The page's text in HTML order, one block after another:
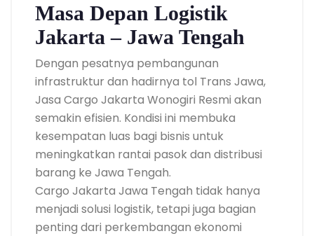
Masa Depan Logistik
Jakarta – Jawa Tengah
Dengan pesatnya pembangunan
infrastruktur dan hadirnya tol Trans Jawa,
Jasa Cargo Jakarta Wonogiri Resmi akan
semakin efisien. Kondisi ini membuka
kesempatan luas bagi bisnis untuk
meningkatkan rantai pasok dan distribusi
barang ke Jawa Tengah.
Cargo Jakarta Jawa Tengah tidak hanya
menjadi solusi logistik, tetapi juga bagian
penting dari perkembangan ekonomi